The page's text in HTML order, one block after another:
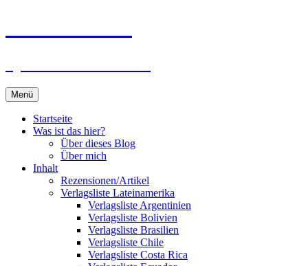
Menü
Startseite
Was ist das hier?
Über dieses Blog
Über mich
Inhalt
Rezensionen/Artikel
Verlagsliste Lateinamerika
Verlagsliste Argentinien
Verlagsliste Bolivien
Verlagsliste Brasilien
Verlagsliste Chile
Verlagsliste Costa Rica